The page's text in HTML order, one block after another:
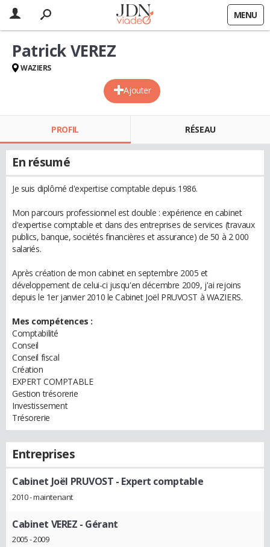
MENU
Ajouter
Patrick VEREZ
WAZIERS
PROFIL RÉSEAU
En résumé
Je suis diplômé d'expertise comptable depuis 1986.
Mon parcours professionnel est double : expérience en cabinet
d'expertise comptable et dans des entreprises de services (travaux
publics, banque, sociétés financières et assurance) de 50 à 2 000
salariés.
Après création de mon cabinet en septembre 2005 et
développement de celui-ci jusqu'en décembre 2009, j'ai rejoins
depuis le 1er janvier 2010 le Cabinet Joël PRUVOST à WAZIERS.
Mes compétences :
Comptabilité
Conseil
Conseil fiscal
Création
EXPERT COMPTABLE
Gestion trésorerie
Investissement
Trésorerie
Entreprises
Cabinet Joël PRUVOST - Expert comptable
2010 - maintenant
Cabinet VEREZ - Gérant
2005 - 2009